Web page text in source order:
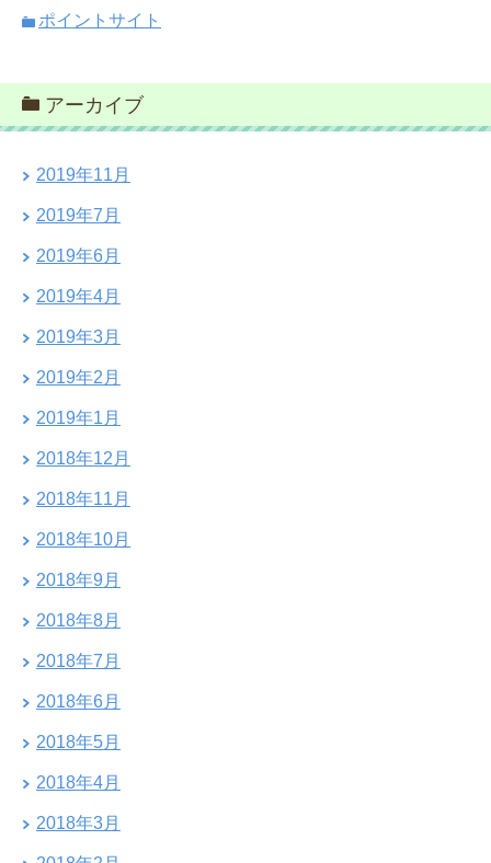
ポイントサイト
アーカイブ
2019年11月
2019年7月
2019年6月
2019年4月
2019年3月
2019年2月
2019年1月
2018年12月
2018年11月
2018年10月
2018年9月
2018年8月
2018年7月
2018年6月
2018年5月
2018年4月
2018年3月